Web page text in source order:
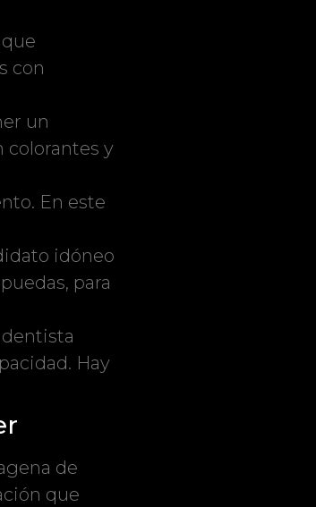
con
un
colorantes y
En este
idóneo
para
Hay
de
que